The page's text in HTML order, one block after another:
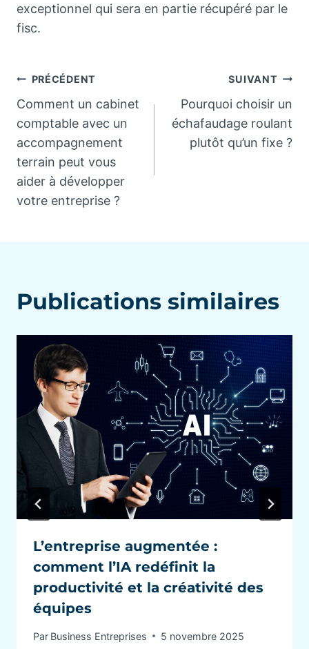
exceptionnel qui sera en partie récupéré par le
fisc.
Navigation
de
l’article
PRÉCÉDENT
Comment un cabinet
comptable avec un
accompagnement
terrain peut vous
aider à développer
votre entreprise ?
SUIVANT
Pourquoi choisir un
échafaudage roulant
plutôt qu’un fixe ?
Publications similaires
L’entreprise augmentée :
comment l’IA redéfinit la
productivité et la créativité des
équipes
Par Business Entreprises 5 novembre 2025